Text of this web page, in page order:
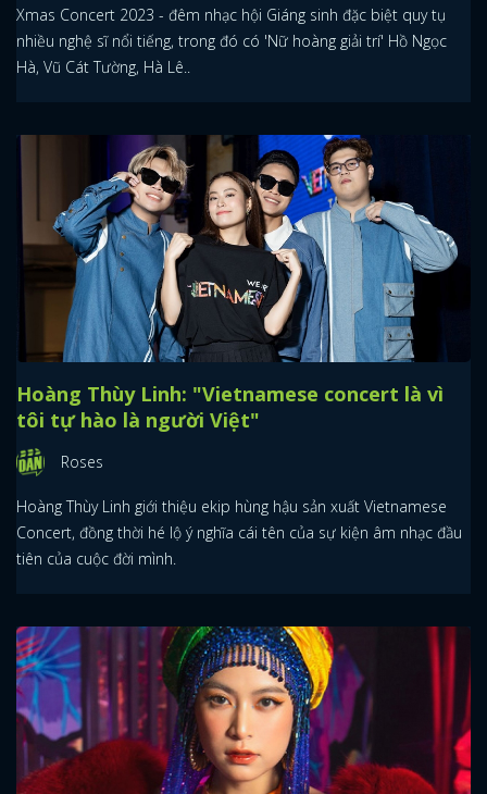
Xmas Concert 2023 - đêm nhạc hội Giáng sinh đặc biệt quy tụ
nhiều nghệ sĩ nổi tiếng, trong đó có 'Nữ hoàng giải trí' Hồ Ngọc
Hà, Vũ Cát Tường, Hà Lê..
Hoàng Thùy Linh: "Vietnamese concert là vì
tôi tự hào là người Việt"
Roses
Hoàng Thùy Linh giới thiệu ekip hùng hậu sản xuất Vietnamese
Concert, đồng thời hé lộ ý nghĩa cái tên của sự kiện âm nhạc đầu
tiên của cuộc đời mình.